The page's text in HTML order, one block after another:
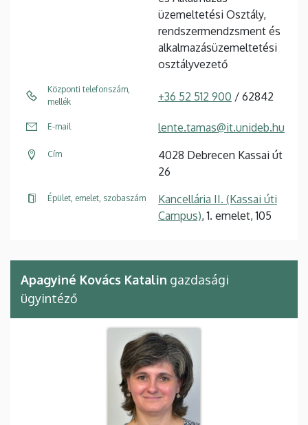
üzemeltetési Osztály,
rendszermendzsment és
alkalmazásüzemeltetési
osztályvezető
Központi telefonszám,
mellék
+36 52 512 900 / 62842
E-mail lente.tamas@it.unideb.hu
Cím
4028 Debrecen Kassai út
26
Épület, emelet, szobaszám
Kancellária II. (Kassai úti
Campus), 1. emelet, 105
Apagyiné Kovács Katalin gazdasági
ügyintéző